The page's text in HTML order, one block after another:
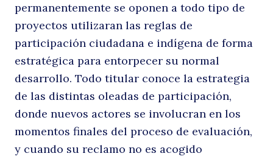
permanentemente se oponen a todo tipo de
proyectos utilizaran las reglas de
participación ciudadana e indígena de forma
estratégica para entorpecer su normal
desarrollo. Todo titular conoce la estrategia
de las distintas oleadas de participación,
donde nuevos actores se involucran en los
momentos finales del proceso de evaluación,
y cuando su reclamo no es acogido